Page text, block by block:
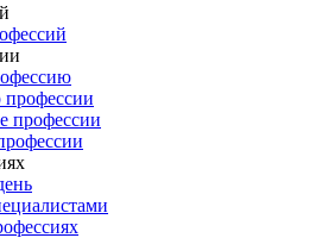
профессии